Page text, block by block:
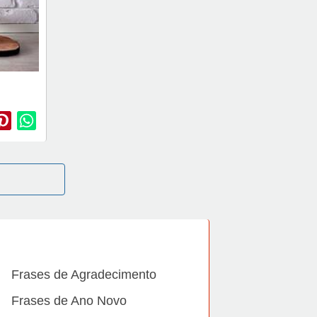
Frases de Agradecimento
Frases de Ano Novo